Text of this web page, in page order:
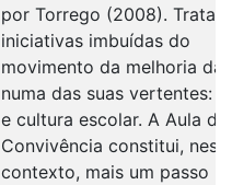
por Torrego (2008). Trata-
iniciativas imbuídas do
movimento da melhoria da
numa das suas vertentes:
e cultura escolar. A Aula de
Convivência constitui,
contexto, mais um passo